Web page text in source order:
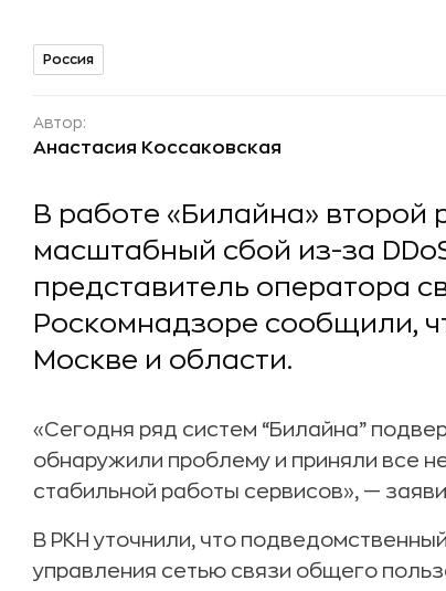
Россия
Автор:
Анастасия Коссаковская
В работе «Билайна»
масштабный сбой из-за
представитель оператора
Роскомнадзоре сообщили,
Москве и области.
«Сегодня ряд систем “Билайна”
обнаружили проблему и приняли все
стабильной работы сервисов», —
В РКН уточнили, что
управления сетью связи общего